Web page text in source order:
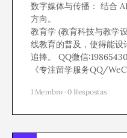
数字媒体与传播： 结合
方向。
教育学 (教育科技与教学
线教育的普及，使得能设
追捧。 QQ微信
《专注留学服务QQ/
1 Membro · 0 Respostas